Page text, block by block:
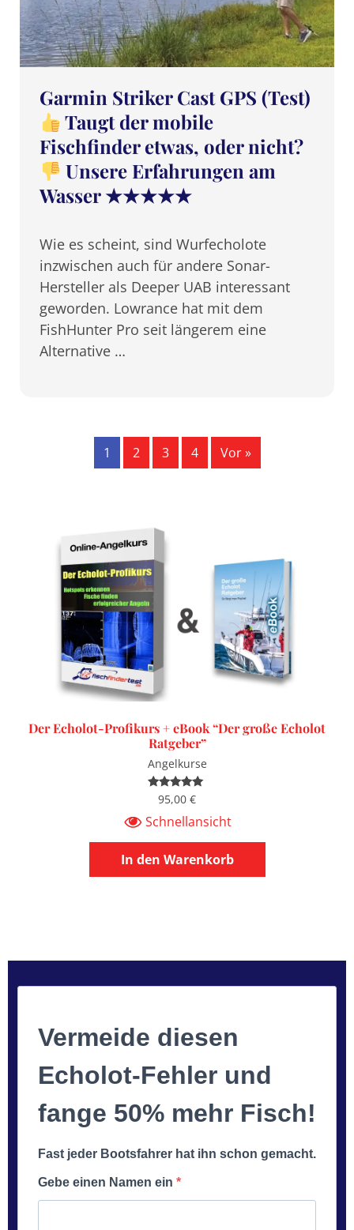
Garmin Striker Cast GPS (Test)
Taugt der mobile
Fischfinder etwas, oder nicht?
Unsere Erfahrungen am
Wasser ★★★★★
Wie es scheint, sind Wurfecholote
inzwischen auch für andere Sonar-
Hersteller als Deeper UAB interessant
geworden. Lowrance hat mit dem
FishHunter Pro seit längerem eine
Alternative …
1 2 3 4 Vor »
Der Echolot-Profikurs + eBook “Der große Echolot
Ratgeber”
Angelkurse
Bewertet
mit4.91
von 5
95,00 €
Schnellansicht
In den Warenkorb
Vermeide diesen
Echolot-Fehler und
fange 50% mehr Fisch!
Fast jeder Bootsfahrer hat ihn schon gemacht.
Gebe einen Namen ein